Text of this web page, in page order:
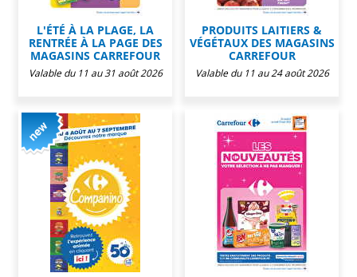
L'ÉTÉ À LA PLAGE, LA
RENTRÉE À LA PAGE DES
MAGASINS CARREFOUR
Valable du 11 au 31 août 2026
PRODUITS LAITIERS &
VÉGÉTAUX DES MAGASINS
CARREFOUR
Valable du 11 au 24 août 2026